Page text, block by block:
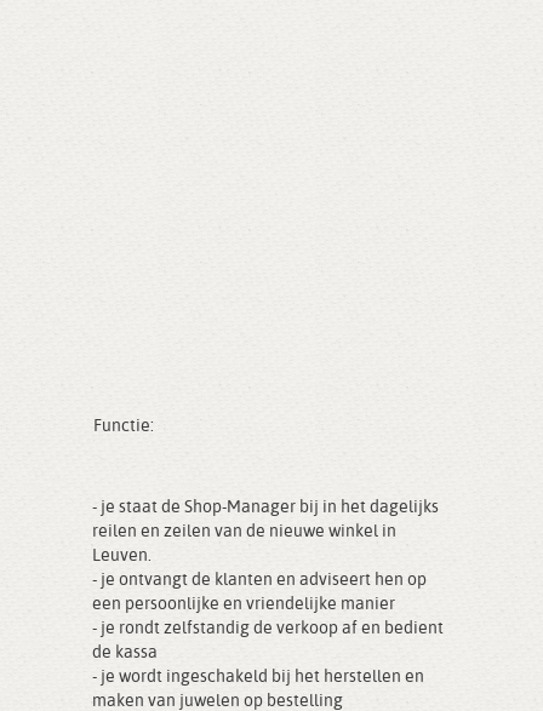
Functie:
- je staat de Shop-Manager bij in het dagelijks
reilen en zeilen van de nieuwe winkel in
Leuven.
- je ontvangt de klanten en adviseert hen op
een persoonlijke en vriendelijke manier
- je rondt zelfstandig de verkoop af en bedient
de kassa
- je wordt ingeschakeld bij het herstellen en
maken van juwelen op bestelling